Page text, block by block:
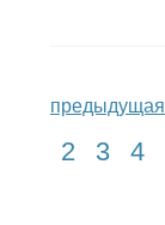
предыдущая
2 3 4